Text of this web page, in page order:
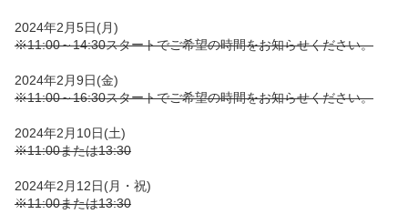
2024年2月5日(月)
※11:00～14:30スタートでご希望の時間をお知らせください。
2024年2月9日(金)
※11:00～16:30スタートでご希望の時間をお知らせください。
2024年2月10日(土)
※11:00または13:30
2024年2月12日(月・祝)
※11:00または13:30